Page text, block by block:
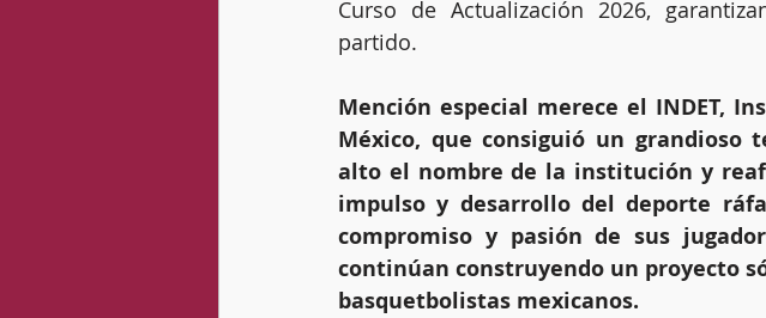
Curso de Actualización 2026,
partido.
Mención especial merece el INDET,
México, que consiguió un
alto el nombre de la institución y
impulso y desarrollo del deporte
compromiso y pasión de sus
continúan construyendo un proyecto
basquetbolistas mexicanos.